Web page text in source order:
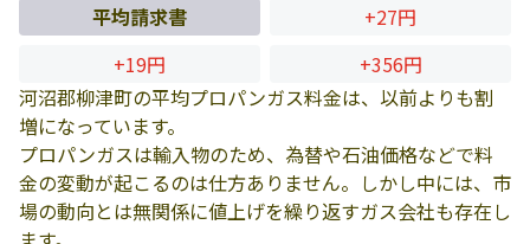
平均請求書
+27円
+19円
+356円
河沼郡柳津町の平均プロパンガス料金は、以前よりも割
増になっています。
プロパンガスは輸入物のため、為替や石油価格などで料
金の変動が起こるのは仕方ありません。しかし中には、市
場の動向とは無関係に値上げを繰り返すガス会社も存在し